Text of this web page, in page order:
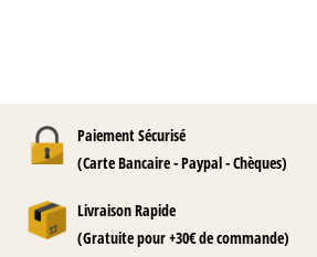
Paiement Sécurisé
(Carte Bancaire - Paypal - Chèques)
Livraison Rapide
(Gratuite pour +30€ de commande)